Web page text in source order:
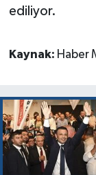
ediliyor.
Kaynak: Haber